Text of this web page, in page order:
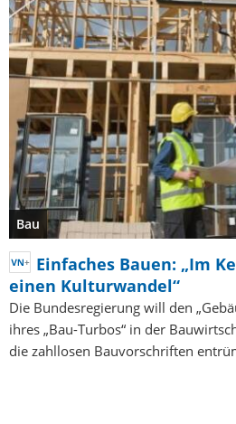
Bau
Einfaches Bauen: „Im
einen Kulturwandel“
Die Bundesregierung will den
ihres „Bau-Turbos“ in der
die zahllosen Bauvorschriften